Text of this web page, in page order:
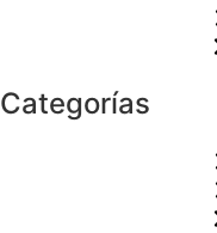
Categorías